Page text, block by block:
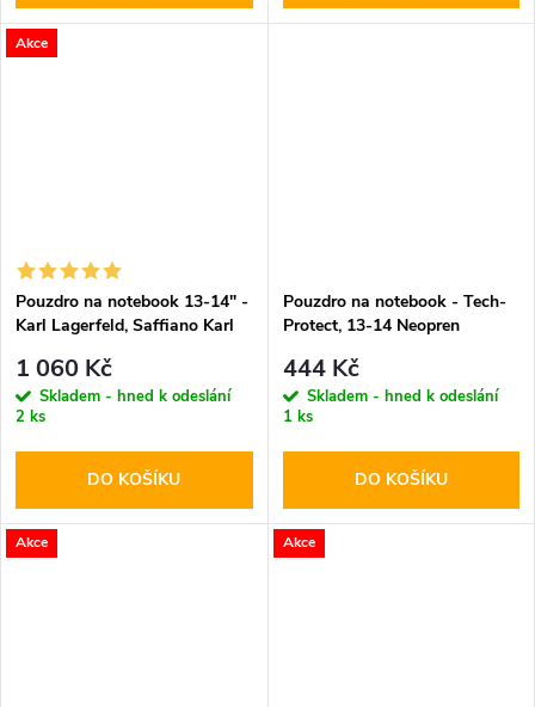
Akce
Pouzdro na notebook 13-14" -
Karl Lagerfeld, Saffiano Karl
1 060 Kč
Skladem - hned k odeslání
2 ks
DO KOŠÍKU
Pouzdro na notebook - Tech-
Protect, 13-14 Neopren
444 Kč
Skladem - hned k odeslání
1 ks
DO KOŠÍKU
Akce Akce